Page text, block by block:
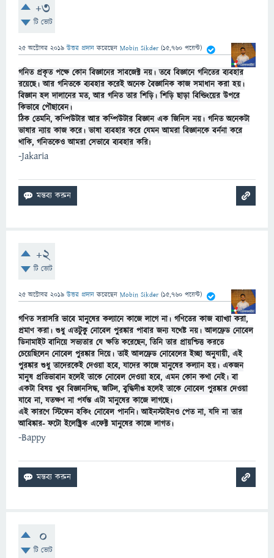
+3
টি ভোট
25 অক্টোবর 2019 উত্তর প্রদান করেছেন Mobin Sikder (15,760 পয়েন্ট)
গনিত প্রকৃত পক্ষে কোন বিজ্ঞানের সাবজেক্ট নয়। তবে বিজ্ঞানে গনিতের ব্যবহার
রয়েছে। আর গনিতকে ব্যবহার করেই অনেক বৈজ্ঞানিক কাজ সমাধান করা হয়।
বিজ্ঞান হল দালানের মত, আর গনিত তার শিড়ি। শিড়ি ছাড়া বিল্ডিংয়ের উপরে
কিভাবে পৌছাবেন।
ঠিক তেমনি, কম্পিউটার আর কম্পিউটার বিজ্ঞান এক জিনিস নয়। গনিত অনেকটা
ভাষার ন্যায় কাজ করে। ভাষা ব্যবহার করে যেমন আমরা বিজ্ঞানকে বর্ননা করে
থাকি, গনিতকেও আমরা সেভাবে ব্যবহার করি৷
-Jakaria
+2
টি ভোট
25 অক্টোবর 2019 উত্তর প্রদান করেছেন Mobin Sikder (15,760 পয়েন্ট)
গণিত সরাসরি ভাবে মানুষের কল্যানে কাজে লাগে না। গণিতের কাজ ব্যাখ্যা করা,
প্রমাণ করা। শুধু এতটুকু নোবেল পুরষ্কার পাবার জন্য যথেষ্ট নয়। আলফ্রেড নোবেল
ডিনামাইট বানিয়ে সভ্যতার যে ক্ষতি করেছেন, তিনি তার প্রায়শ্চিত্ত করতে
চেয়েছিলেন নোবেল পুরষ্কার দিয়ে। তাই আলফ্রেড নোবেলের ইচ্ছা অনুযায়ী, এই
পুরষ্কার শুধু তাদেরকেই দেওয়া হবে, যাদের কাজে মানুষের কল্যান হয়। একজন
মানুষ প্রতিভাবান হলেই তাকে নোবেল দেওয়া হবে, এমন কোন কথা নেই। বা
একটা বিষয় খুব বিজ্ঞানসিদ্ধ, জটিল, বুদ্ধিদীপ্ত হলেই তাকে নোবেল পুরষ্কার দেওয়া
যাবে না, যতক্ষণ না পর্যন্ত এটা মানুষের কাজে লাগছে।
এই কারণে স্টিফেন হকিং নোবেল পাননি। আইনস্টাইনও পেত না, যদি না তার
আবিষ্কার- ফটো ইলেক্ট্রিক এফেক্ট মানুষের কাজে লাগত।
-Bappy
0
টি ভোট